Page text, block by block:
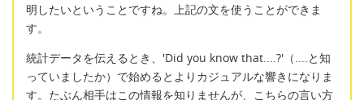
明したいということですね。上記の文を使うことができま
す。
統計データを伝えるとき、'Did you know that....?'（....と知
っていましたか）で始めるとよりカジュアルな響きになりま
す。たぶん相手はこの情報を知りませんが、こちらの言い方